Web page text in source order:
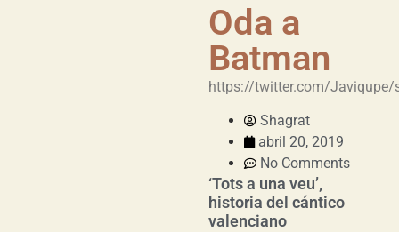
Oda a
Batman
https://twitter.com/
Shagrat
abril 20, 2019
No Comments
‘Tots a una veu’,
historia del cántico
valenciano